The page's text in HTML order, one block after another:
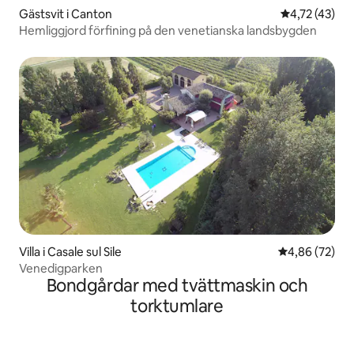
Gästsvit i Canton 4,72 av 5 i
4,72 (43)
Hemliggjord förfining på den venetianska landsbygden
Villa i Casale sul Sile 4,86 av 5 i
4,86 (72)
Venedigparken
Bondgårdar med tvättmaskin och
torktumlare